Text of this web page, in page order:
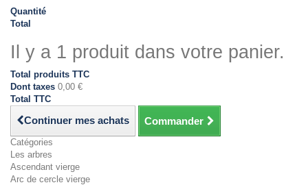
Quantité
Total
Il y a 1 produit dans votre panier.
Total produits TTC
Dont taxes 0,00 €
Total TTC
Continuer mes achats Commander
Catégories
Les arbres
Ascendant vierge
Arc de cercle vierge